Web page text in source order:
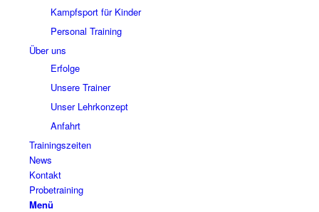
Kampfsport für Kinder
Personal Training
Über uns
Erfolge
Unsere Trainer
Unser Lehrkonzept
Anfahrt
Trainingszeiten
News
Kontakt
Probetraining
Menü